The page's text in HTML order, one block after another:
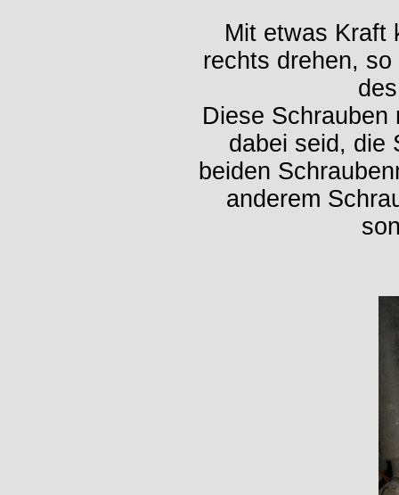
Mit etwas Kraft
rechts drehen,
Diese
dabei seid, die
beiden
anderem